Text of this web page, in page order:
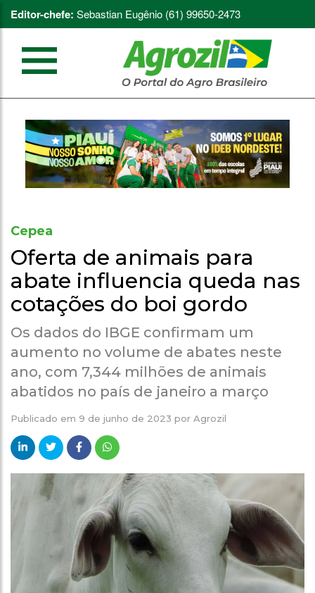
Editor-chefe: Sebastian Eugênio (61) 99650-2473
Cepea
Oferta de animais para
abate influencia queda nas
cotações do boi gordo
Os dados do IBGE confirmam um
aumento no volume de abates neste
ano, com 7,344 milhões de animais
abatidos no país de janeiro a março
Publicado em 9 de junho de 2023 por Agrozil